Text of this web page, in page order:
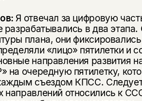
Я отвечал за цифровую
разрабатывались в два
плана, они
«лицо» пятилетки и
направления развития
на очередную пятилетку,
съездом КПСС. Следует
направлений относились к